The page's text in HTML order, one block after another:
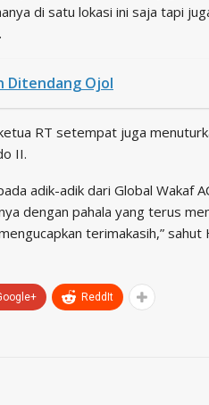
di satu lokasi ini saja tapi
Ditendang Ojol
RT setempat juga
II.
adik-adik dari Global Wakaf
dengan pahala yang terus
terimakasih,” sahut
ReddIt